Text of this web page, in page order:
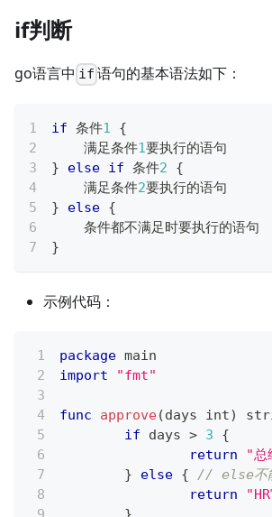
if判断
go语言中 if 语句的基本语法如下：
if 条件1
{
    满足条件
1要执行的语句
}
else if 条件2
{
    满足条件
2要执行的语句
}
else {
    条件都不满足时要执行的语句
}
示例代码：
package main
import
"fmt"
func approve(days int)
if days > 3
{
return
"总
}
else {
// else不
return